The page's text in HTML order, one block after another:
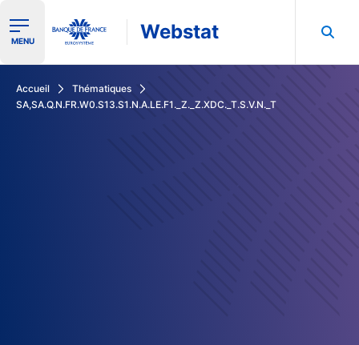
Ouvrir le menu de navigation
MENU Webstat
Accueil
Thématiques
SA,SA.Q.N.FR.W0.S13.S1.N.A.LE.F1._Z._Z.XDC._T.S.V.N._T